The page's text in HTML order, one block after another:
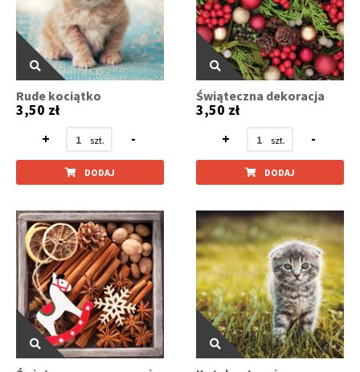
Rude kociątko
3,50 zł
+
-
DODAJ
Świąteczna dekoracja
3,50 zł
+
-
DODAJ